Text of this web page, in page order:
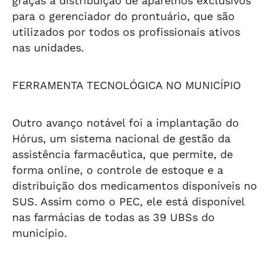
para o gerenciador do prontuário, que são
utilizados por todos os profissionais ativos
nas unidades.
FERRAMENTA TECNOLÓGICA NO MUNICÍPIO
Outro avanço notável foi a implantação do
Hórus, um sistema nacional de gestão da
assistência farmacêutica, que permite, de
forma online, o controle de estoque e a
distribuição dos medicamentos disponíveis no
SUS. Assim como o PEC, ele está disponível
nas farmácias de todas as 39 UBSs do
município.